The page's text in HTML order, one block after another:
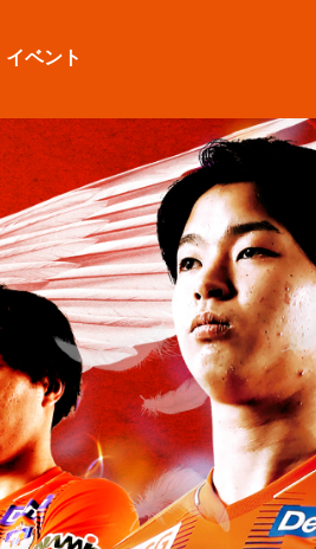
イベント